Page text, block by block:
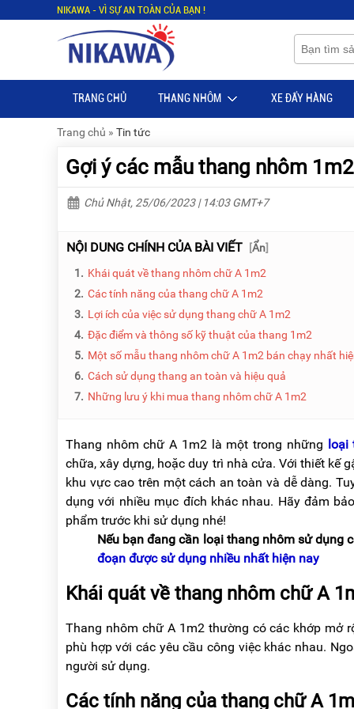
NIKAWA - VÌ SỰ AN TOÀN CỦA BẠN !
TRANG CHỦ THANG NHÔM XE ĐẨY HÀNG
Menu
CHỦ
Menu
CHỦ
Trang chủ » Tin tức
Gợi ý các mẫu thang nhôm
Chủ Nhật, 25/06/2023 | 14:03 GMT+7
NỘI DUNG CHÍNH CỦA BÀI VIẾT [Ẩn]
1. Khái quát về thang nhôm chữ A 1m2
2. Các tính năng của thang chữ A 1m2
3. Lợi ích của việc sử dụng thang chữ A 1m2
4. Đặc điểm và thông số kỹ thuật của thang 1m2
5. Một số mẫu thang nhôm chữ A 1m2 bán chạy nhất
6. Cách sử dụng thang an toàn và hiệu quả
7. Những lưu ý khi mua thang nhôm chữ A 1m2
Thang nhôm chữ A 1m2 là một trong những loại
chữa, xây dựng, hoặc duy trì nhà cửa. Với thiết kế
khu vực cao trên một cách an toàn và dễ dàng.
dụng với nhiều mục đích khác nhau. Hãy đảm
phẩm trước khi sử dụng nhé!
Nếu bạn đang cần loại thang nhôm sử dụng
đoạn được sử dụng nhiều nhất hiện nay
Khái quát về thang nhôm chữ A
Thang nhôm chữ A 1m2 thường có các khớp mở
phù hợp với các yêu cầu công việc khác nhau.
người sử dụng.
Các tính năng của thang chữ A